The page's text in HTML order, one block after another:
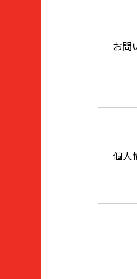
お問
個人